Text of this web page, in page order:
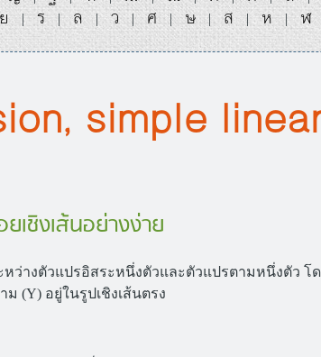
ย | ร | ล | ว | ศ | ษ | ส | ห | ฬ
simple
เชิงเส้นอย่างง่าย
ว่างตัวแปรอิสระหนึ่งตัวและตัวแปรตามหนึ่งตัว โ
(Y) อยู่ในรูปเชิงเส้นตรง